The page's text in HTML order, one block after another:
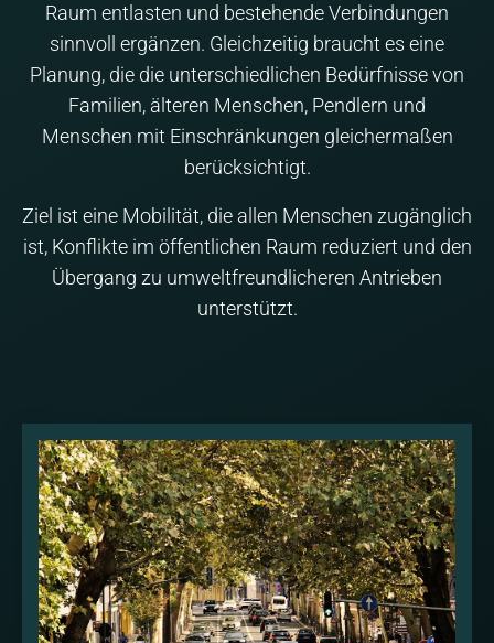
Raum entlasten und bestehende Verbindungen
sinnvoll ergänzen. Gleichzeitig braucht es eine
Planung, die die unterschiedlichen Bedürfnisse von
Familien, älteren Menschen, Pendlern und
Menschen mit Einschränkungen gleichermaßen
berücksichtigt.
Ziel ist eine Mobilität, die allen Menschen zugänglich
ist, Konflikte im öffentlichen Raum reduziert und den
Übergang zu umweltfreundlicheren Antrieben
unterstützt.